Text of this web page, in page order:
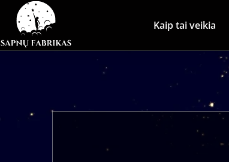
Kaip tai veikia